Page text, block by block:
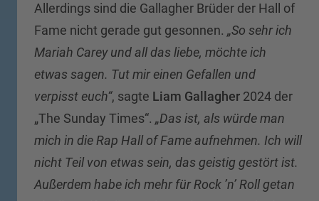
Allerdings sind die Gallagher Brüder der Hall of
Fame nicht gerade gut gesonnen. „So sehr ich
Mariah Carey und all das liebe, möchte ich
etwas sagen. Tut mir einen Gefallen und
verpisst euch“, sagte Liam Gallagher 2024 der
„The Sunday Times“. „Das ist, als würde man
mich in die Rap Hall of Fame aufnehmen. Ich will
nicht Teil von etwas sein, das geistig gestört ist.
Außerdem habe ich mehr für Rock ’n’ Roll getan